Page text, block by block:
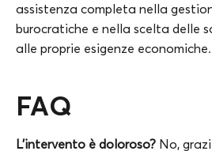
assistenza completa nella
burocratiche e nella scelta delle
alle proprie esigenze economiche.
FAQ
L’intervento è doloroso? No,